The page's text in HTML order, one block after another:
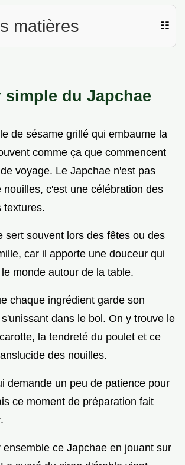
matières ☷
du Japchae
de sésame grillé qui embaume la
comme ça que commencent
voyage. Le Japchae n'est pas
nouilles, c'est une célébration des
textures.
sert souvent lors des fêtes ou des
car il apporte une douceur qui
monde autour de la table.
chaque ingrédient garde son
dans le bol. On y trouve le
la tendreté du poulet et ce
des nouilles.
demande un peu de patience pour
ce moment de préparation fait
ce Japchae en jouant sur